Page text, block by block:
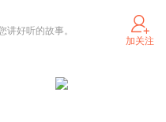
讲好听的故事。
加关注